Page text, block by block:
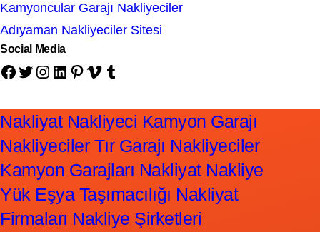
Kamyoncular Garajı Nakliyeciler
Adıyaman Nakliyeciler Sitesi
Social Media
Facebook Twitter Instagram LinkedIn Pinterest Vimeo Tumblr
Nakliyat Nakliyeci Kamyon Garajı
Nakliyeciler Tır Garajı Nakliyeciler
Kamyon Garajları Nakliyat Nakliye
Yük Eşya Taşımacılığı Nakliyat
Firmaları Nakliye Şirketleri